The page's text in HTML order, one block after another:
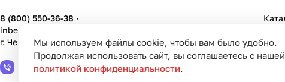
Мы используем файлы cookie, чтобы вам было удобно.
Продолжая использовать сайт, вы соглашаетесь с нашей
политикой конфиденциальности.
8 (800) 550-36-38
inbenzo35@list.ru
г. Череповец, ул. Вологодская, д. 50А